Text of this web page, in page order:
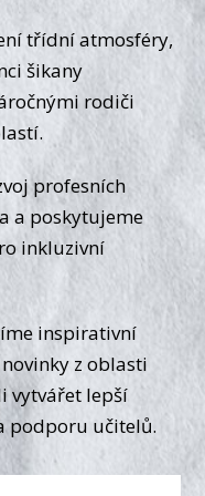
třídní atmosféry,
šikany
rodiči
profesních
a poskytujeme
inkluzivní
inspirativní
z oblasti
vytvářet lepší
podporu učitelů.